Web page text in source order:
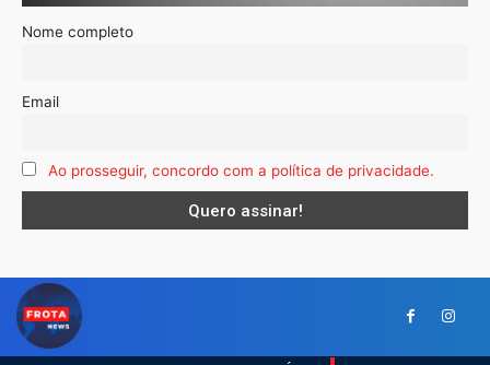
Nome completo
Email
Ao prosseguir, concordo com a política de privacidade.